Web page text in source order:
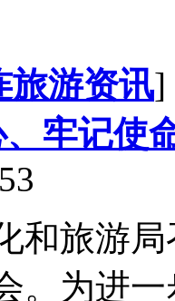
旅游资讯]
牢记使
和旅游
。为进